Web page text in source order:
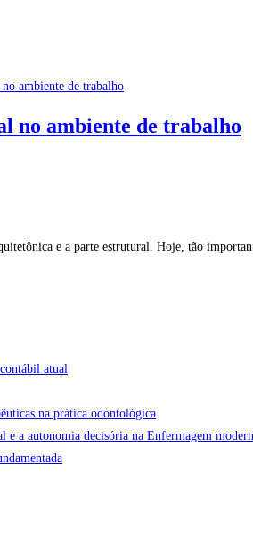
no ambiente de trabalho
e a parte estrutural. Hoje, tão
atual
na prática odontológica
a autonomia decisória na Enfermagem